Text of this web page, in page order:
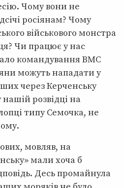
Чому вони не
росіянам? Чому
військового монстра
Чи працює у нас
командування ВМС
можуть нападати у
через Керченську
розвідці на
типу Семочка, не
мовляв, на
мали хоча б
Десь промайнула